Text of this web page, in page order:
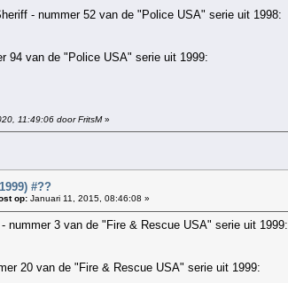
- nummer 52 van de "Police USA" serie uit 1998:
94 van de "Police USA" serie uit 1999:
11:49:06 door FritsM»
#??
op: Januari 11, 2015, 08:46:08 »
nummer 3 van de "Fire & Rescue USA" serie uit 1999:
20 van de "Fire & Rescue USA" serie uit 1999: